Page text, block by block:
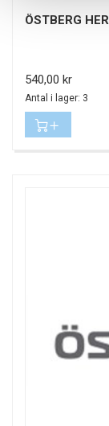
ÖSTBERG
Pris
540,00 kr
Antal i lager: 3